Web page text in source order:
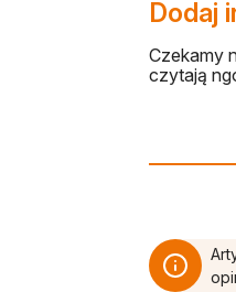
Dodaj
Czekamy
czytają